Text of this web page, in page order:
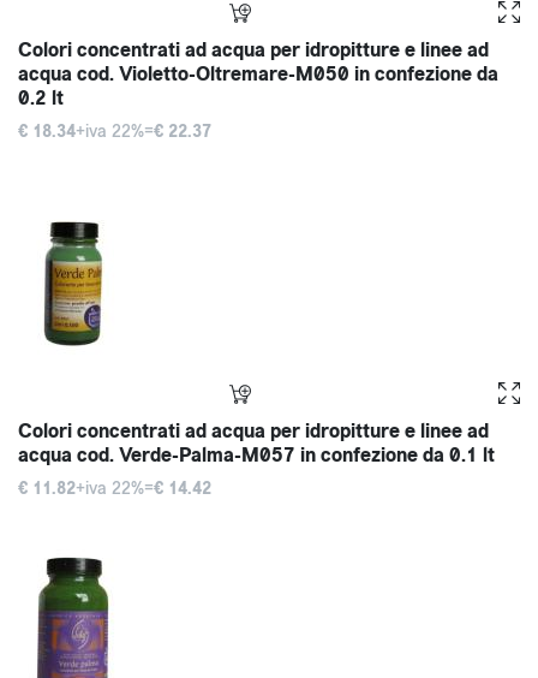
Colori concentrati ad acqua per idropitture e linee ad
acqua cod. Violetto-Oltremare-M050 in confezione da
0.2 lt
€ 18.34+iva 22%=€ 22.37
Colori concentrati ad acqua per idropitture e linee ad
acqua cod. Verde-Palma-M057 in confezione da 0.1 lt
€ 11.82+iva 22%=€ 14.42